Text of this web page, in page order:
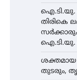
ഐ.ടി.യു.
തിരികെ
ഐ.ടി.യു.
ശക്തമായ
തുടരും,